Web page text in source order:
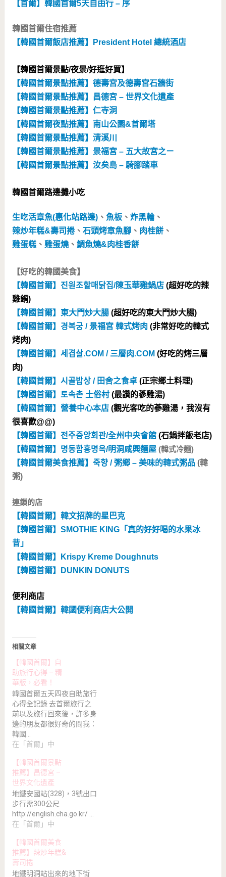
【首爾】韓國首爾5天自由行 – 序
韓國首爾住宿推薦
【韓國首爾飯店推薦】President Hotel 總統酒店
【韓國首爾景點/夜景/好逛好買】
【韓國首爾景點推薦】德壽宮及德壽宮石牆街
【韓國首爾景點推薦】昌德宮 – 世界文化遺產
【韓國首爾景點推薦】仁寺洞
【韓國首爾夜點推薦】南山公園&首爾塔
【韓國首爾景點推薦】清溪川
【韓國首爾景點推薦】景福宮 – 五大故宮之ㄧ
【韓國首爾景點推薦】汝矣島 – 騎腳踏車
韓國首爾路邊攤小吃
生吃活章魚(惠化站路邊)、 魚板、 炸黑輪、
辣炒年糕&壽司捲、 石頭烤章魚腳、 肉桂餅、
雞蛋糕、 雞蛋燒、 鯛魚燒&肉桂香餅
【好吃的韓國美食】
【韓國首爾】진원조할매닭집/陳玉華雞鍋店 (超好吃的辣
雞鍋)
【韓國首爾】東大門炒大腸(超好吃的東大門炒大腸)
【韓國首爾】경복궁 / 景福宮 韓式烤肉 (非常好吃的韓式
烤肉)
【韓國首爾】세겹살.COM / 三層肉.COM (好吃的烤三層
肉)
【韓國首爾】시골밥상 / 田舍之食卓 (正宗鄉土料理)
【韓國首爾】토속촌 土俗村 (最讚的蔘雞湯)
【韓國首爾】營養中心本店(觀光客吃的蔘雞湯，我沒有
很喜歡@@)
【韓國首爾】전주중앙회관/全州中央會館 (石鍋拌飯老店)
【韓國首爾】명동함흥명옥/明洞咸興麵屋 (韓式冷麵)
【韓國首爾美食推薦】죽향 / 粥鄉 – 美味的韓式粥品(韓
粥)
連鎖的店
【韓國首爾】韓文招牌的星巴克
【韓國首爾】SMOTHIE KING「真的好好喝的水果冰
昔」
【韓國首爾】Krispy Kreme Doughnuts
【韓國首爾】DUNKIN DONUTS
便利商店
【韓國首爾】韓國便利商店大公開
相關文章
【韓國首爾】自
助旅行心得 – 精
華版，必看！
韓國首爾五天四夜自助旅行
心得全記錄 去首爾旅行之
前以及旅行回來後，許多身
邊的朋友都很好奇的問我：
韓國…
在「首爾」中
【韓國首爾景點
推薦】昌德宮 –
世界文化遺產
地鐵安國站(328)，3號出口
步行需300公尺
http://english.cha.go.kr/ …
在「首爾」中
【韓國首爾美食
推薦】辣炒年糕&
壽司捲
地鐵明洞站出來的地下街